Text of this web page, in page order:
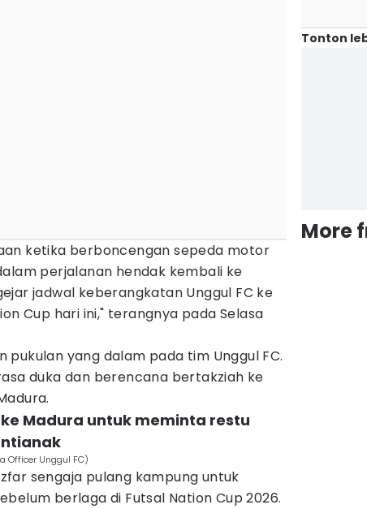
ketika berboncengan sepeda motor
perjalanan hendak kembali ke
jadwal keberangkatan Unggul FC ke
Cup hari ini," terangnya pada Selasa
pukulan yang dalam pada tim Unggul FC.
duka dan berencana bertakziah ke
Madura untuk meminta restu
Officer Unggul FC)
sengaja pulang kampung untuk
berlaga di Futsal Nation Cup 2026.
Tonton
More